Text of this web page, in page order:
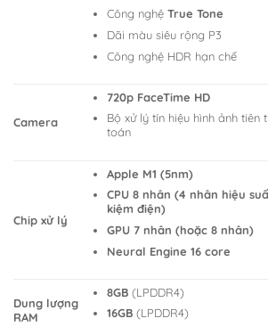
Công nghệTrue Tone
Dãi màu siêu rộng P3
Công nghệ HDR hạn chế
Camera
720p FaceTime HD
Bộ xử lý tín hiệu hình ảnh tiên
toán
Chip xử lý
Apple M1 (5nm)
CPU 8 nhân (4 nhân hiệu
kiệm điện)
GPU 7 nhân (hoặc 8 nhân)
Neural Engine 16 core
Dung lượng
RAM
8GB(LPDDR4)
16GB (LPDDR4)